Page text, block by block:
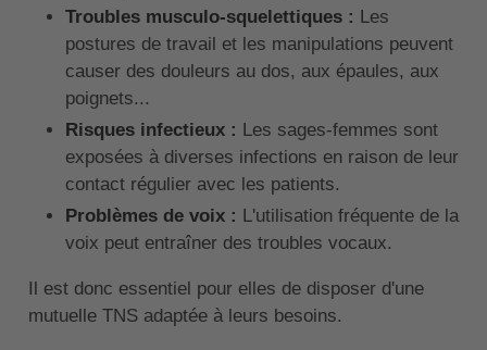
Troubles musculo-squelettiques : Les
postures de travail et les manipulations peuvent
causer des douleurs au dos, aux épaules, aux
poignets...
Risques infectieux : Les sages-femmes sont
exposées à diverses infections en raison de leur
contact régulier avec les patients.
Problèmes de voix : L'utilisation fréquente de la
voix peut entraîner des troubles vocaux.
Il est donc essentiel pour elles de disposer d'une
mutuelle TNS adaptée à leurs besoins.